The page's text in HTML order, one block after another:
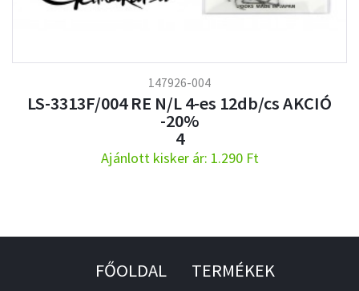
147926-004
LS-3313F/004 RE N/L 4-es 12db/cs AKCIÓ
-20%
4
Ajánlott kisker ár: 1.290 Ft
FŐOLDAL
TERMÉKEK